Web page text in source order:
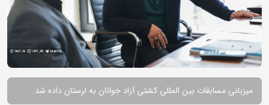
میزبانی مسابقات بین المللی کشتی آزاد جوانان به لرستان داده شد